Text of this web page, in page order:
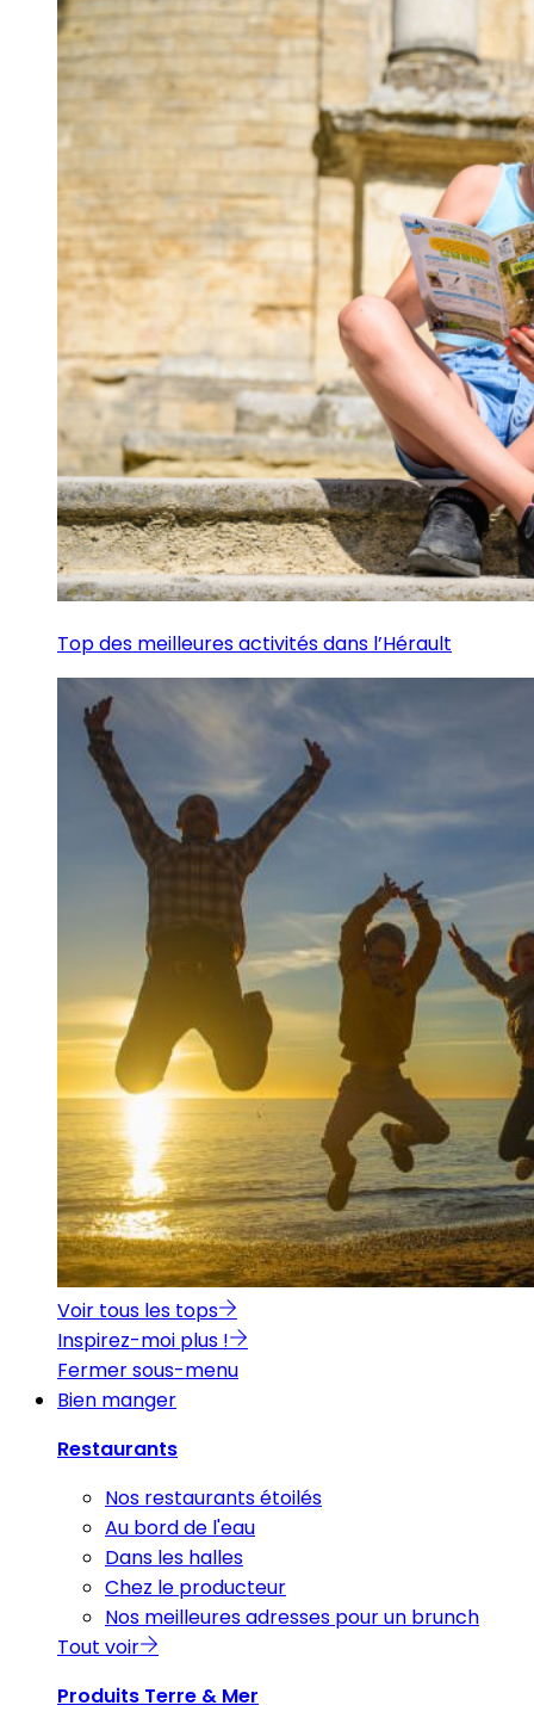
Top des meilleures activités dans l’Hérault
Voir tous les tops
Inspirez-moi plus !
Fermer sous-menu
Bien manger
Restaurants
Nos restaurants étoilés
Au bord de l'eau
Dans les halles
Chez le producteur
Nos meilleures adresses pour un brunch
Tout voir
Produits Terre & Mer